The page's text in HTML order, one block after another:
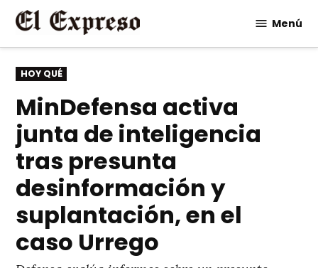
Saltar
contenido
Menú
PUBLICADO
EN
HOY QUÉ
MinDefensa activa
junta de inteligencia
tras presunta
desinformación y
suplantación, en el
caso Urrego